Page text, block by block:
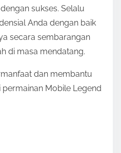
sukses. Selalu
Anda dengan baik
secara sembarangan
di masa mendatang.
dan membantu
Mobile Legend